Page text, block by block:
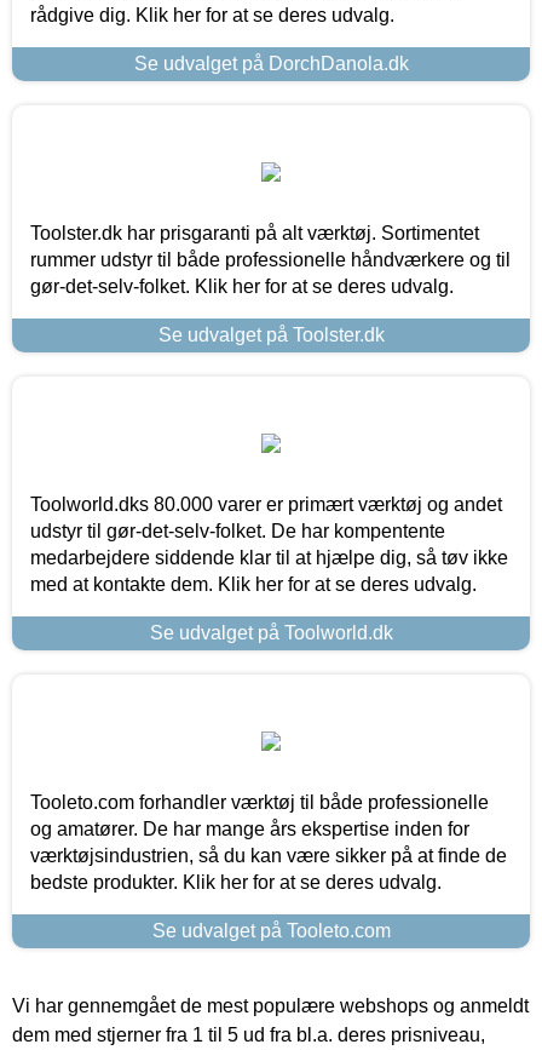
rådgive dig. Klik her for at se deres udvalg.
Se udvalget på DorchDanola.dk
Toolster.dk har prisgaranti på alt værktøj. Sortimentet
rummer udstyr til både professionelle håndværkere og til
gør-det-selv-folket. Klik her for at se deres udvalg.
Se udvalget på Toolster.dk
Toolworld.dks 80.000 varer er primært værktøj og andet
udstyr til gør-det-selv-folket. De har kompentente
medarbejdere siddende klar til at hjælpe dig, så tøv ikke
med at kontakte dem. Klik her for at se deres udvalg.
Se udvalget på Toolworld.dk
Tooleto.com forhandler værktøj til både professionelle
og amatører. De har mange års ekspertise inden for
værktøjsindustrien, så du kan være sikker på at finde de
bedste produkter. Klik her for at se deres udvalg.
Se udvalget på Tooleto.com
Vi har gennemgået de mest populære webshops og anmeldt
dem med stjerner fra 1 til 5 ud fra bl.a. deres prisniveau,